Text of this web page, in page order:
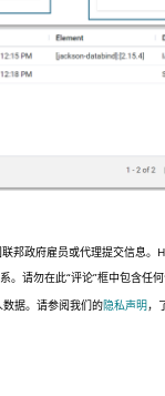
邦政府雇员或代理提交信息。
。请勿在此“评论”框中包含任何
据。请参阅我们的隐私声明，